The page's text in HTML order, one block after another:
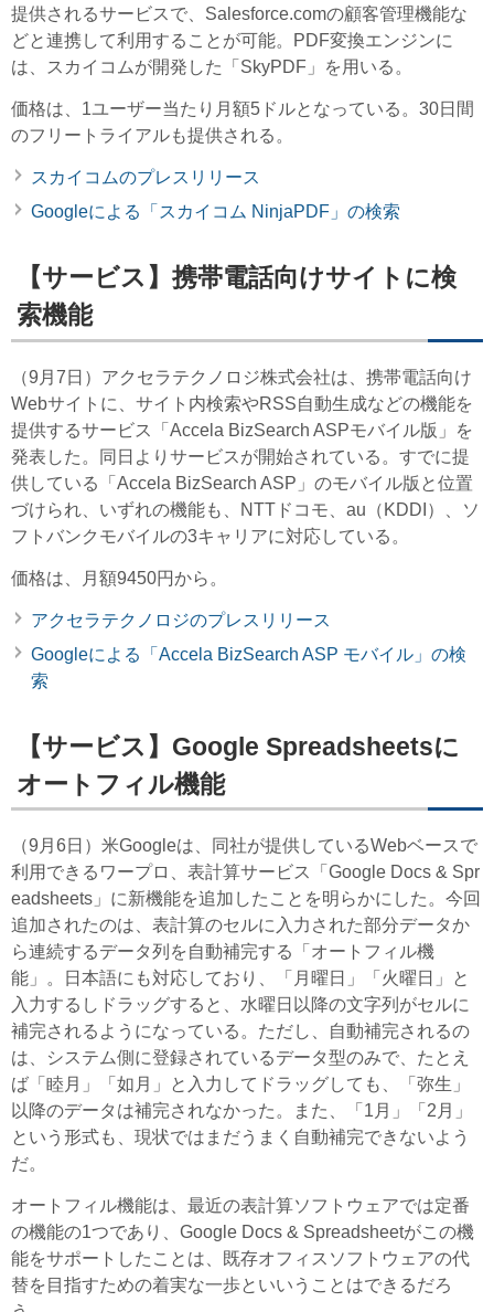
提供されるサービスで、Salesforce.comの顧客管理機能な
どと連携して利用することが可能。PDF変換エンジンに
は、スカイコムが開発した「SkyPDF」を用いる。
価格は、1ユーザー当たり月額5ドルとなっている。30日間
のフリートライアルも提供される。
スカイコムのプレスリリース
Googleによる「スカイコム NinjaPDF」の検索
【サービス】携帯電話向けサイトに検
索機能
（9月7日）アクセラテクノロジ株式会社は、携帯電話向け
Webサイトに、サイト内検索やRSS自動生成などの機能を
提供するサービス「Accela BizSearch ASPモバイル版」を
発表した。同日よりサービスが開始されている。すでに提
供している「Accela BizSearch ASP」のモバイル版と位置
づけられ、いずれの機能も、NTTドコモ、au（KDDI）、ソ
フトバンクモバイルの3キャリアに対応している。
価格は、月額9450円から。
アクセラテクノロジのプレスリリース
Googleによる「Accela BizSearch ASP モバイル」の検
索
【サービス】Google Spreadsheetsに
オートフィル機能
（9月6日）米Googleは、同社が提供しているWebベースで
利用できるワープロ、表計算サービス「Google Docs & Spr
eadsheets」に新機能を追加したことを明らかにした。今回
追加されたのは、表計算のセルに入力された部分データか
ら連続するデータ列を自動補完する「オートフィル機
能」。日本語にも対応しており、「月曜日」「火曜日」と
入力するしドラッグすると、水曜日以降の文字列がセルに
補完されるようになっている。ただし、自動補完されるの
は、システム側に登録されているデータ型のみで、たとえ
ば「睦月」「如月」と入力してドラッグしても、「弥生」
以降のデータは補完されなかった。また、「1月」「2月」
という形式も、現状ではまだうまく自動補完できないよう
だ。
オートフィル機能は、最近の表計算ソフトウェアでは定番
の機能の1つであり、Google Docs & Spreadsheetがこの機
能をサポートしたことは、既存オフィスソフトウェアの代
替を目指すための着実な一歩といいうことはできるだろ